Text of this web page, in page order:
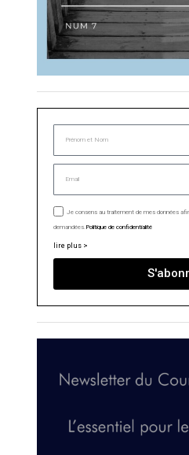
Je consens au traitement de mes données
demandées. Politique de confidentialité
lire plus >